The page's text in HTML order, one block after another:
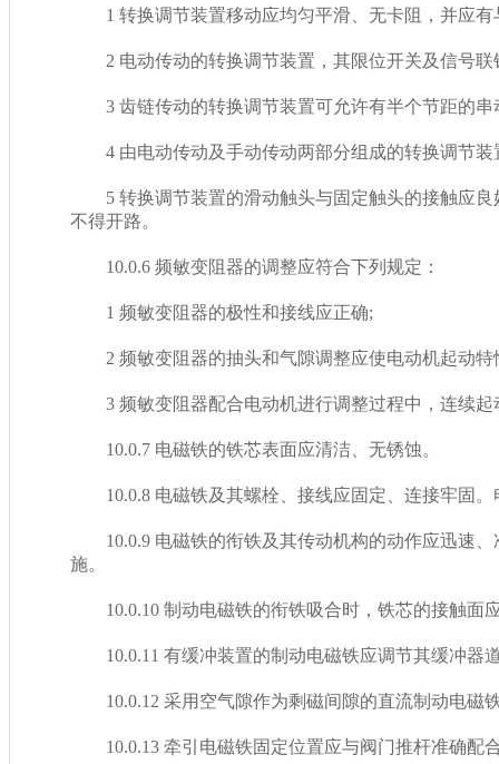
1 转换调节装置移动应均匀平滑、无卡阻，并应
2 电动传动的转换调节装置，其限位开关及信号
3 齿链传动的转换调节装置可允许有半个节距的串
4 由电动传动及手动传动两部分组成的转换调节装
5 转换调节装置的滑动触头与固定触头的接触应良好
不得开路。
10.0.6 频敏变阻器的调整应符合下列规定：
1 频敏变阻器的极性和接线应正确;
2 频敏变阻器的抽头和气隙调整应使电动机起动特
3 频敏变阻器配合电动机进行调整过程中，连续起
10.0.7 电磁铁的铁芯表面应清洁、无锈蚀。
10.0.8 电磁铁及其螺栓、接线应固定、连接牢固
10.0.9 电磁铁的衔铁及其传动机构的动作应迅速、
施。
10.0.10 制动电磁铁的衔铁吸合时，铁芯的接触面
10.0.11 有缓冲装置的制动电磁铁应调节其缓冲器道孔的
10.0.12 采用空气隙作为剩磁间隙的直流制动电磁铁
10.0.13 牵引电磁铁固定位置应与阀门推杆准确配合